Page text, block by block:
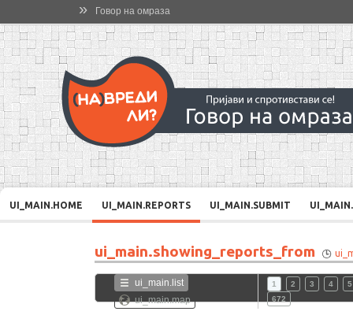
» Говор на омраза
UI_MAIN.HOME UI_MAIN.REPORTS UI_MAIN.SUBMIT
ui_main.showing_reports_from
ui_main.list
ui_main.map
1 2 3 4
5
672